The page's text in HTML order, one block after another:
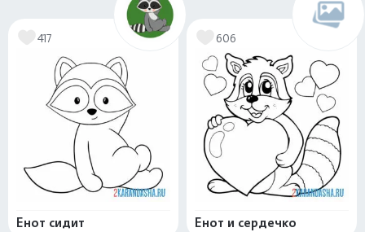
417
Енот сидит
606
Енот и сердечко